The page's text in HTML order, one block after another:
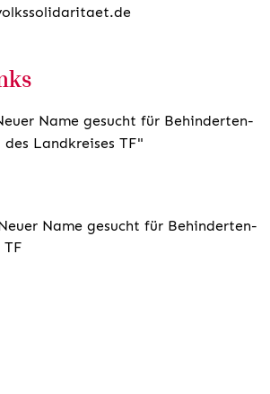
Name gesucht für Behinderten-
Landkreises TF"
Name gesucht für Behinderten-
TF